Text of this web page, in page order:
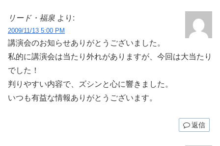
リード・福泉 より:
2009/11/13 5:00 PM
講演会のお知らせありがとうございました。
私的に講演会は当たり外れがありますが、今回は大当たり
でした！
判りやすい内容で、ズシンと心に響きました。
いつも有益な情報ありがとうございます。
返信